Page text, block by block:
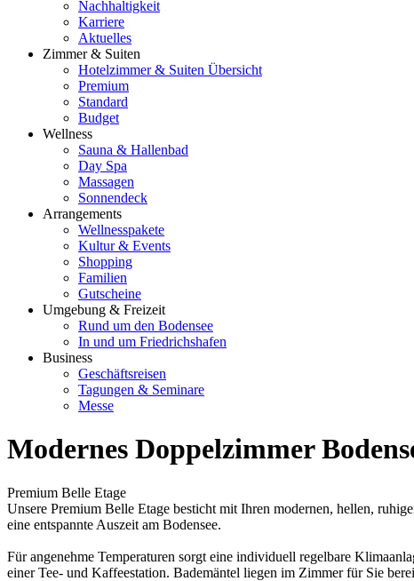
Nachhaltigkeit
Karriere
Aktuelles
Zimmer & Suiten
Hotelzimmer & Suiten Übersicht
Premium
Standard
Budget
Wellness
Sauna & Hallenbad
Day Spa
Massagen
Sonnendeck
Arrangements
Wellnesspakete
Kultur & Events
Shopping
Familien
Gutscheine
Umgebung & Freizeit
Rund um den Bodensee
In und um Friedrichshafen
Business
Geschäftsreisen
Tagungen & Seminare
Messe
Modernes Doppelzimmer
Premium Belle Etage
Unsere Premium Belle Etage besticht mit Ihren modernen, hellen,
eine entspannte Auszeit am Bodensee.
Für angenehme Temperaturen sorgt eine individuell regelbare
einer Tee- und Kaffeestation. Bademäntel liegen im Zimmer für Sie